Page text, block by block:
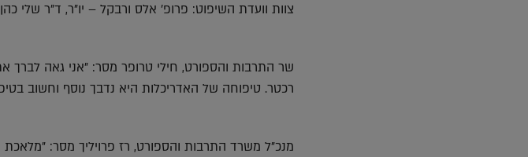
צוות וועדת השיפוט: פרופ' אלס ורבקל – יו"ר, ד"ר שלי
שר התרבות והספורט, חילי טרופר מסר: "אני גאה לברך
רכטר. טיפוחה של האדריכלות היא נדבך נוסף וחשוב
מנכ"ל משרד התרבות והספורט, רז פרויליך מסר: